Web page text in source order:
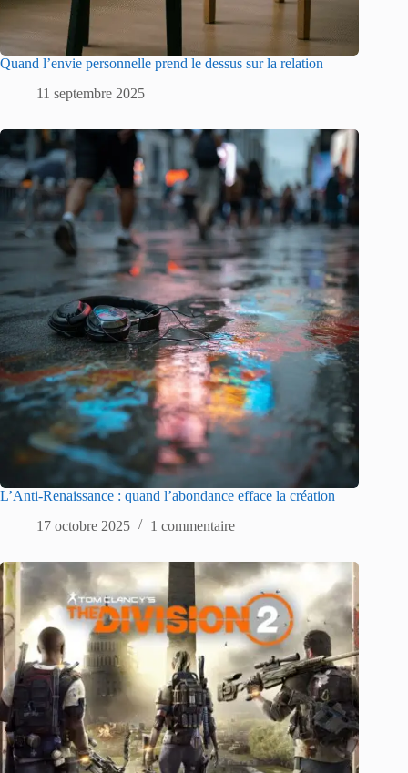
Quand l’envie personnelle prend le dessus sur la relation
11 septembre 2025
L’Anti-Renaissance : quand l’abondance efface la création
17 octobre 2025
1 commentaire